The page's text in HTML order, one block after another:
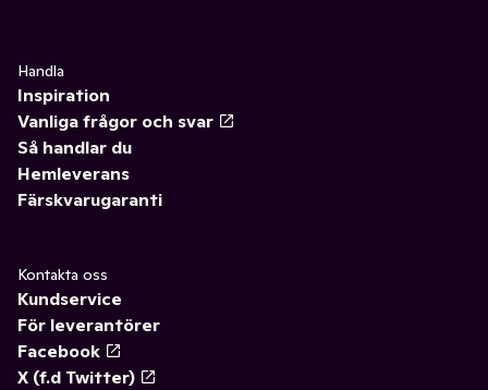
Handla
Inspiration
Vanliga frågor och svar
Så handlar du
Hemleverans
Färskvarugaranti
Kontakta oss
Kundservice
För leverantörer
Facebook
X (f.d Twitter)